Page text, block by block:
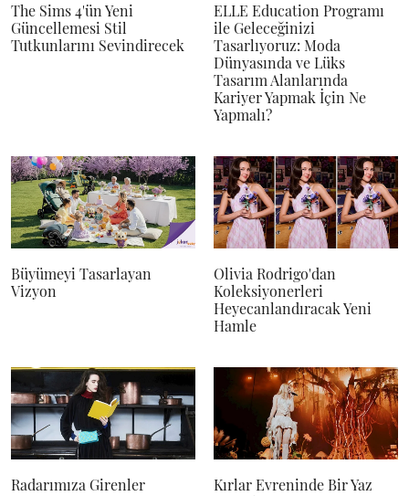
The Sims 4'ün Yeni
Güncellemesi Stil
Tutkunlarını Sevindirecek
ELLE Education Programı
ile Geleceğinizi
Tasarlıyoruz: Moda
Dünyasında ve Lüks
Tasarım Alanlarında
Kariyer Yapmak İçin Ne
Yapmalı?
Büyümeyi Tasarlayan
Vizyon
Olivia Rodrigo'dan
Koleksiyonerleri
Heyecanlandıracak Yeni
Hamle
Radarımıza Girenler
Kırlar Evreninde Bir Yaz